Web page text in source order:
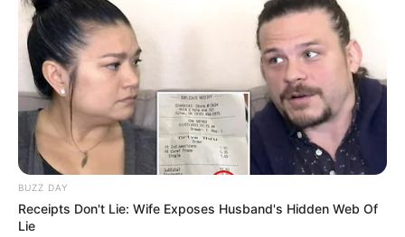
BUZZ DAY
Receipts Don't Lie: Wife Exposes Husband's Hidden Web Of
Lie